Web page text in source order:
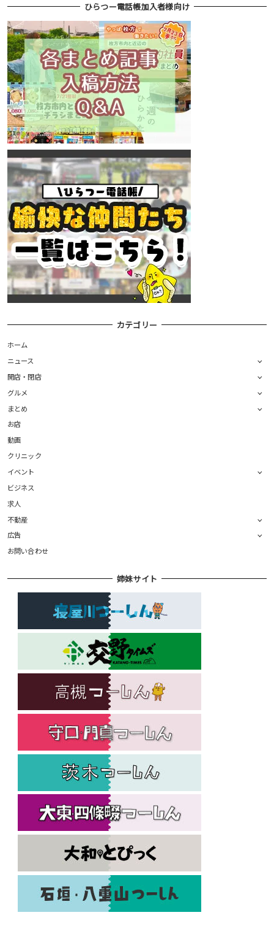
ひらつー電話帳加入者様向け
カテゴリー
ホーム
ニュース
開店・閉店
グルメ
まとめ
お店
動画
クリニック
イベント
ビジネス
求人
不動産
広告
お問い合わせ
姉妹サイト